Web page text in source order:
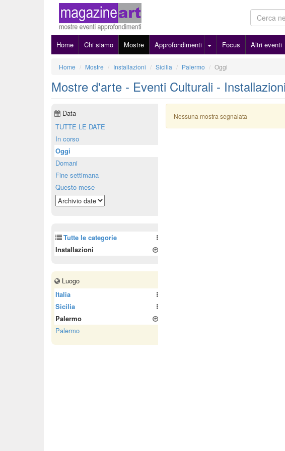
Home Chi siamo Mostre Approfondimenti Focus Altri eventi
Home Mostre Installazioni Sicilia Palermo Oggi
Mostre d'arte - Eventi Culturali -
Nessuna mostra segnalata
Data
TUTTE LE DATE
In corso
Oggi
Domani
Fine settimana
Questo mese
Tutte le categorie
Installazioni
Luogo
Italia
Sicilia
Palermo
Palermo